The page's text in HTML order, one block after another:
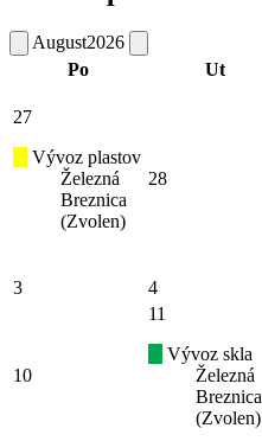
August2026
Po
Ut
27
Vývoz plastov
Železná
Breznica
(Zvolen)
28
3 4
10
11
Vývoz skla
Železná
Breznica
(Zvolen)